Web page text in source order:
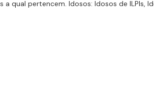
qual pertencem. Idosos: Idosos de ILPIs,